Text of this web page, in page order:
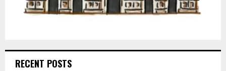
RECENT POSTS